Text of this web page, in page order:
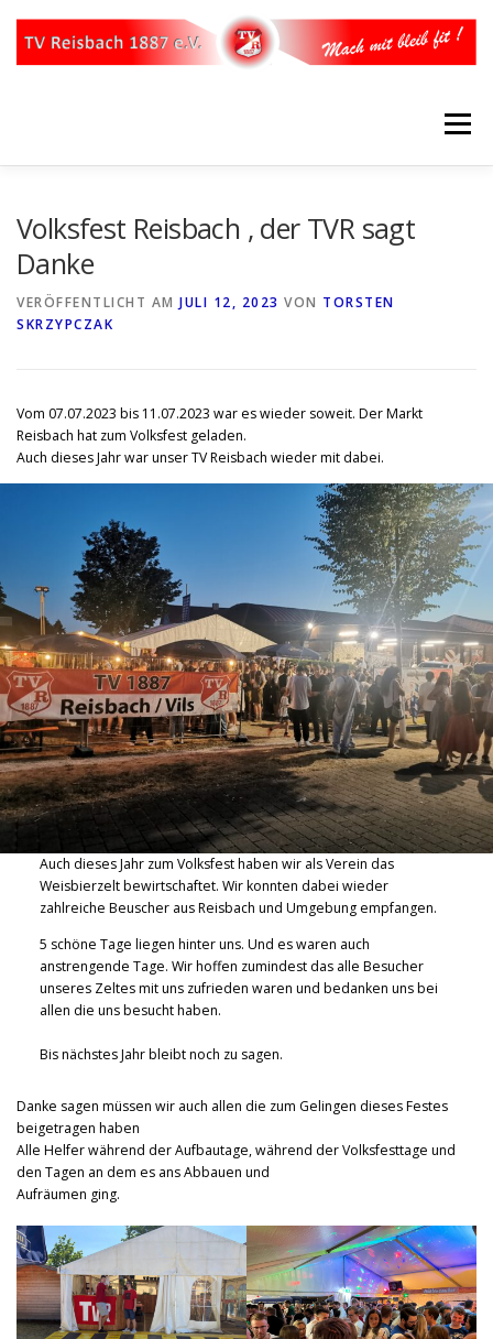
springen
Menü
Volksfest Reisbach , der TVR sagt
Danke
VERÖFFENTLICHT AM JULI 12, 2023 VON TORSTEN
SKRZYPCZAK
Vom 07.07.2023 bis 11.07.2023 war es wieder soweit. Der Markt
Reisbach hat zum Volksfest geladen.
Auch dieses Jahr war unser TV Reisbach wieder mit dabei.
Auch dieses Jahr zum Volksfest haben wir als Verein das
Weisbierzelt bewirtschaftet. Wir konnten dabei wieder
zahlreiche Beuscher aus Reisbach und Umgebung empfangen.
5 schöne Tage liegen hinter uns. Und es waren auch
anstrengende Tage. Wir hoffen zumindest das alle Besucher
unseres Zeltes mit uns zufrieden waren und bedanken uns bei
allen die uns besucht haben.
Bis nächstes Jahr bleibt noch zu sagen.
Danke sagen müssen wir auch allen die zum Gelingen dieses Festes
beigetragen haben
Alle Helfer während der Aufbautage, während der Volksfesttage und
den Tagen an dem es ans Abbauen und
Aufräumen ging.